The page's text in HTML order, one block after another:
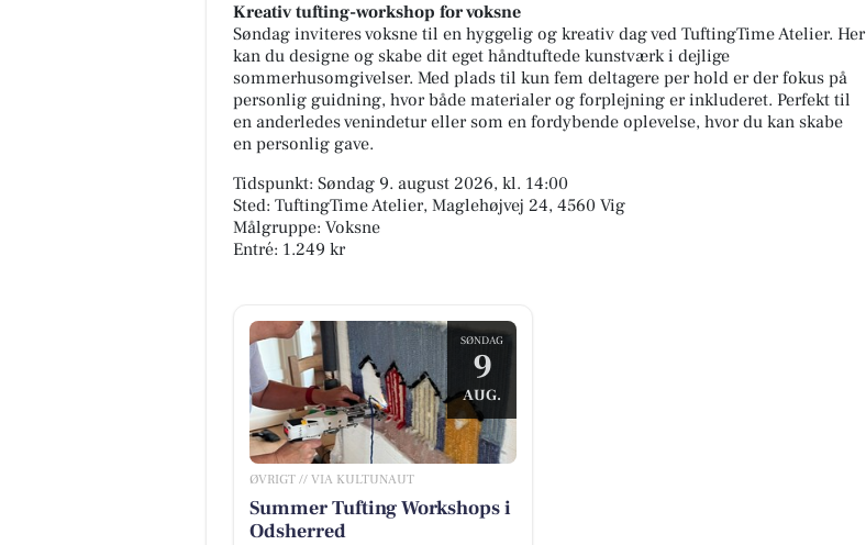
Kreativ tufting-workshop for voksne
Søndag inviteres voksne til en hyggelig og kreativ dag ved TuftingTime Atelier. Her
kan du designe og skabe dit eget håndtuftede kunstværk i dejlige
sommerhusomgivelser. Med plads til kun fem deltagere per hold er der fokus på
personlig guidning, hvor både materialer og forplejning er inkluderet. Perfekt til
en anderledes venindetur eller som en fordybende oplevelse, hvor du kan skabe
en personlig gave.
Tidspunkt: Søndag 9. august 2026, kl. 14:00
Sted: TuftingTime Atelier, Maglehøjvej 24, 4560 Vig
Målgruppe: Voksne
Entré: 1.249 kr
SØNDAG
9
AUG.
ØVRIGT // VIA KULTUNAUT
Summer Tufting Workshops i
Odsherred